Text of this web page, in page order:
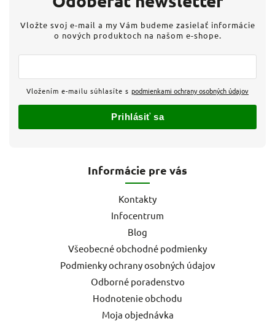
Informácie pre vás
Kontakty
Infocentrum
Blog
Všeobecné obchodné podmienky
Podmienky ochrany osobných údajov
Odborné poradenstvo
Hodnotenie obchodu
Moja objednávka
Vložte svoj e-mail a my Vám budeme zasielať informácie
o nových produktoch na našom e-shope.
Vložením e-mailu súhlasíte s podmienkami ochrany osobných údajov
Prihlásiť sa